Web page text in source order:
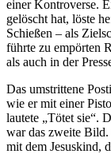
einer Kontroverse.
gelöscht hat, löste
Schießen – als
führte zu empörten
als auch in der
Das umstrittene
wie er mit einer
lautete „Tötet sie“.
war das zweite
mit dem Jesuskind,